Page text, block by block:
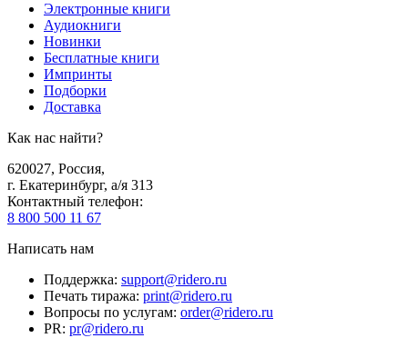
Электронные книги
Аудиокниги
Новинки
Бесплатные книги
Импринты
Подборки
Доставка
Как нас найти?
620027, Россия,
г. Екатеринбург, а/я 313
Контактный телефон:
8 800 500 11 67
Написать нам
Поддержка: support@ridero.ru
Печать тиража: print@ridero.ru
Вопросы по услугам: order@ridero.ru
PR: pr@ridero.ru